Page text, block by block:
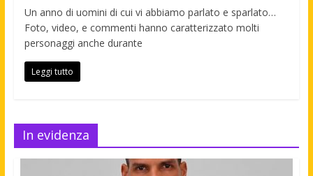
Un anno di uomini di cui vi abbiamo parlato e sparlato…
Foto, video, e commenti hanno caratterizzato molti
personaggi anche durante
Leggi tutto
In evidenza